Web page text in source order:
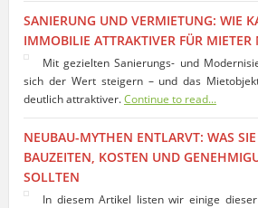
SANIERUNG UND VERMIETUNG: WIE
IMMOBILIE ATTRAKTIVER FÜR MIETER
Mit gezielten Sanierungs- und
sich der Wert steigern – und das
deutlich attraktiver.Continue to read...
NEUBAU-MYTHEN ENTLARVT: WAS
BAUZEITEN, KOSTEN UND
SOLLTEN
In diesem Artikel listen wir einige